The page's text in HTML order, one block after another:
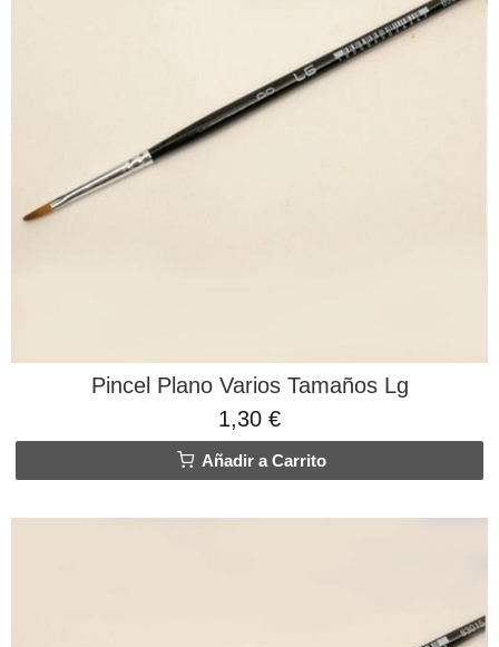
Pincel Plano Varios Tamaños Lg
1,30 €
Añadir a Carrito